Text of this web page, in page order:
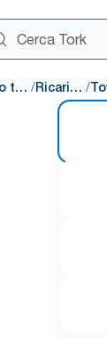
Tovaglioli e arredo tavola / Ricariche /